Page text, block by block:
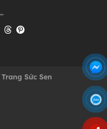
Trang Sức Sen